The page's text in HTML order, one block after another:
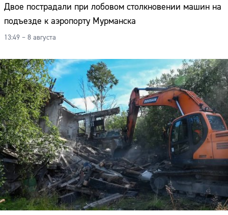
Двое пострадали при лобовом столкновении машин на
подъезде к аэропорту Мурманска
13:49 – 8 августа